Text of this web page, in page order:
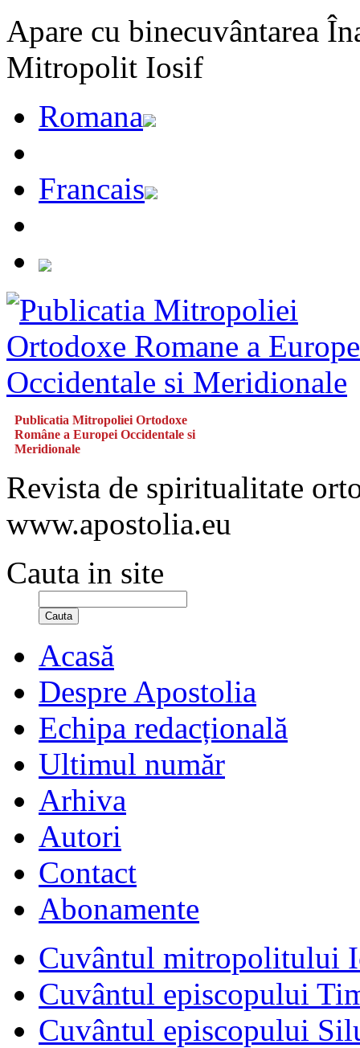
Apare cu binecuvântarea
Mitropolit Iosif
Romana
Francais
Publicatia Mitropoliei Ortodoxe
Române a Europei Occidentale si
Meridionale
Revista de spiritualitate
www.apostolia.eu
Cauta in site
Cauta
Acasă
Despre Apostolia
Echipa redacțională
Ultimul număr
Arhiva
Autori
Contact
Abonamente
Cuvântul mitropolitului
Cuvântul episcopului
Cuvântul episcopului